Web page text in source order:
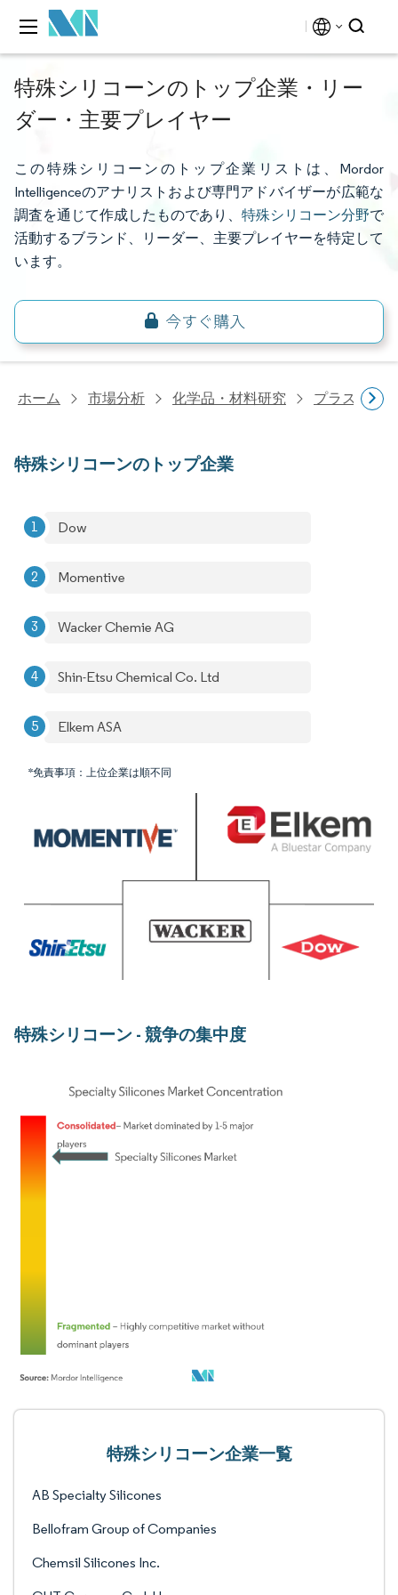
特殊シリコーンのトップ企業・リー
ダー・主要プレイヤー
この特殊シリコーンのトップ企業リストは、Mordor
Intelligenceのアナリストおよび専門アドバイザーが広範な
調査を通じて作成したものであり、 特殊シリコーン分野で
活動するブランド、リーダー、主要プレイヤーを特定して
います。
ホーム 市場分析 化学品・材料研究 プラスチッ
特殊シリコーンのトップ企業
Dow
Momentive
Wacker Chemie AG
Shin-Etsu Chemical Co. Ltd
Elkem ASA
*免責事項：上位企業は順不同
特殊シリコーン - 競争の集中度
特殊シリコーン企業一覧
AB Specialty Silicones
Bellofram Group of Companies
Chemsil Silicones Inc.